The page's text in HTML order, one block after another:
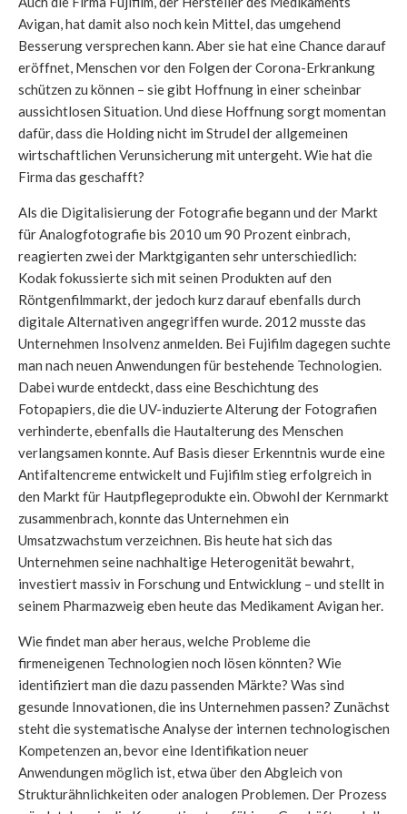
Avigan, hat damit also noch kein Mittel, das umgehend
Besserung versprechen kann. Aber sie hat eine Chance darauf
eröffnet, Menschen vor den Folgen der Corona-Erkrankung
schützen zu können – sie gibt Hoffnung in einer scheinbar
aussichtlosen Situation. Und diese Hoffnung sorgt momentan
dafür, dass die Holding nicht im Strudel der allgemeinen
wirtschaftlichen Verunsicherung mit untergeht. Wie hat die
Firma das geschafft?
Als die Digitalisierung der Fotografie begann und der Markt
für Analogfotografie bis 2010 um 90 Prozent einbrach,
reagierten zwei der Marktgiganten sehr unterschiedlich:
Kodak fokussierte sich mit seinen Produkten auf den
Röntgenfilmmarkt, der jedoch kurz darauf ebenfalls durch
digitale Alternativen angegriffen wurde. 2012 musste das
Unternehmen Insolvenz anmelden. Bei Fujifilm dagegen suchte
man nach neuen Anwendungen für bestehende Technologien.
Dabei wurde entdeckt, dass eine Beschichtung des
Fotopapiers, die die UV-induzierte Alterung der Fotografien
verhinderte, ebenfalls die Hautalterung des Menschen
verlangsamen konnte. Auf Basis dieser Erkenntnis wurde eine
Antifaltencreme entwickelt und Fujifilm stieg erfolgreich in
den Markt für Hautpflegeprodukte ein. Obwohl der Kernmarkt
zusammenbrach, konnte das Unternehmen ein
Umsatzwachstum verzeichnen. Bis heute hat sich das
Unternehmen seine nachhaltige Heterogenität bewahrt,
investiert massiv in Forschung und Entwicklung – und stellt in
seinem Pharmazweig eben heute das Medikament Avigan her.
Wie findet man aber heraus, welche Probleme die
firmeneigenen Technologien noch lösen könnten? Wie
identifiziert man die dazu passenden Märkte? Was sind
gesunde Innovationen, die ins Unternehmen passen? Zunächst
steht die systematische Analyse der internen technologischen
Kompetenzen an, bevor eine Identifikation neuer
Anwendungen möglich ist, etwa über den Abgleich von
Strukturähnlichkeiten oder analogen Problemen. Der Prozess